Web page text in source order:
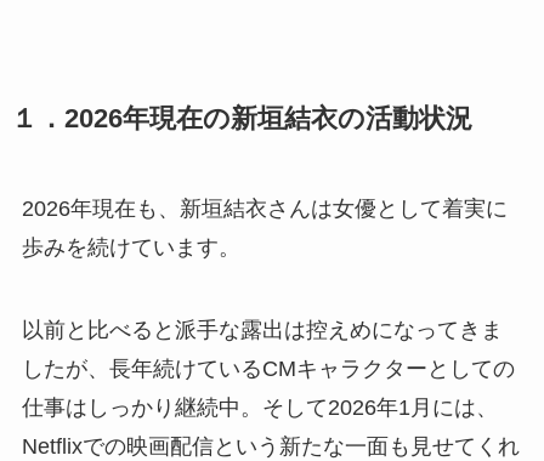
１．2026年現在の新垣結衣の活動状況
2026年現在も、新垣結衣さんは女優として着実に
歩みを続けています。
以前と比べると派手な露出は控えめになってきま
したが、長年続けているCMキャラクターとしての
仕事はしっかり継続中。そして2026年1月には、
Netflixでの映画配信という新たな一面も見せてくれ